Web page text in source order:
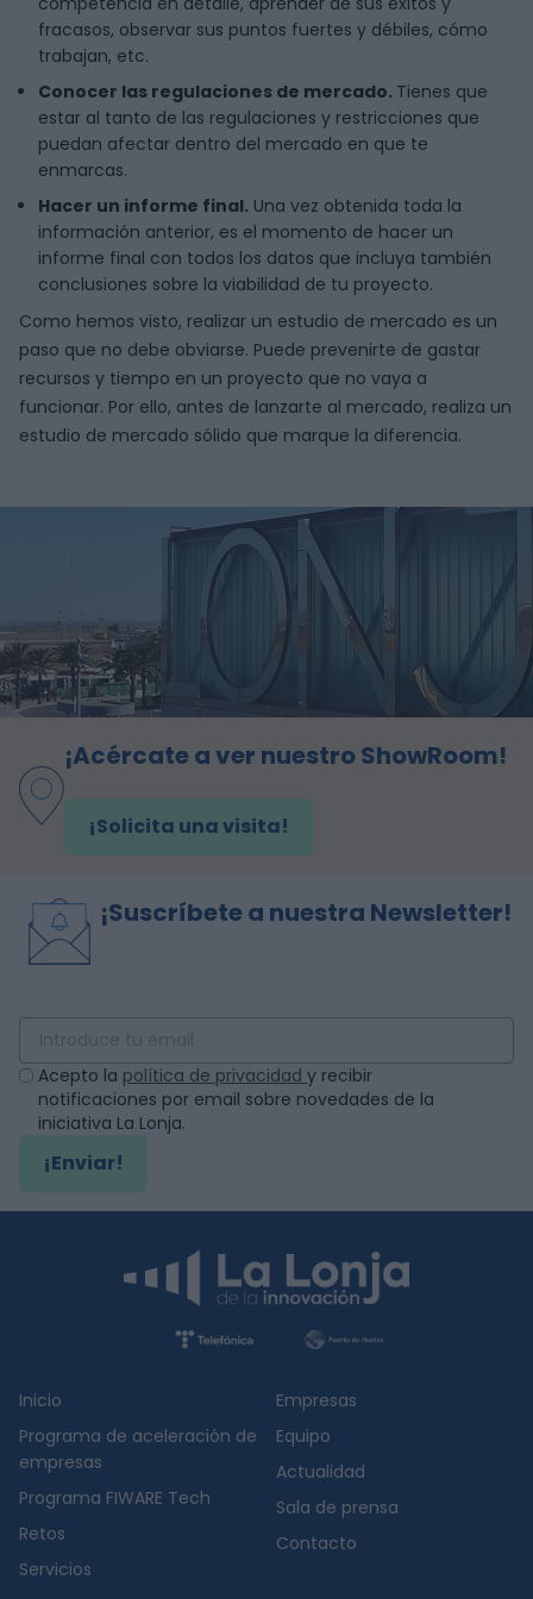
fracasos, observar sus puntos fuertes y débiles, cómo
trabajan, etc.
Conocer las regulaciones de mercado. Tienes que
estar al tanto de las regulaciones y restricciones que
puedan afectar dentro del mercado en que te
enmarcas.
Hacer un informe final. Una vez obtenida toda la
información anterior, es el momento de hacer un
informe final con todos los datos que incluya también
conclusiones sobre la viabilidad de tu proyecto.
Como hemos visto, realizar un estudio de mercado es un
paso que no debe obviarse. Puede prevenirte de gastar
recursos y tiempo en un proyecto que no vaya a
funcionar. Por ello, antes de lanzarte al mercado, realiza un
estudio de mercado sólido que marque la diferencia.
¡Acércate a ver nuestro ShowRoom!
¡Solicita una visita!
¡Suscríbete a nuestra Newsletter!
Acepto la política de privacidad y recibir
notificaciones por email sobre novedades de la
iniciativa La Lonja.
¡Enviar!
Inicio
Programa de aceleración de
empresas
Programa FIWARE Tech
Retos
Servicios
Empresas
Equipo
Actualidad
Sala de prensa
Contacto